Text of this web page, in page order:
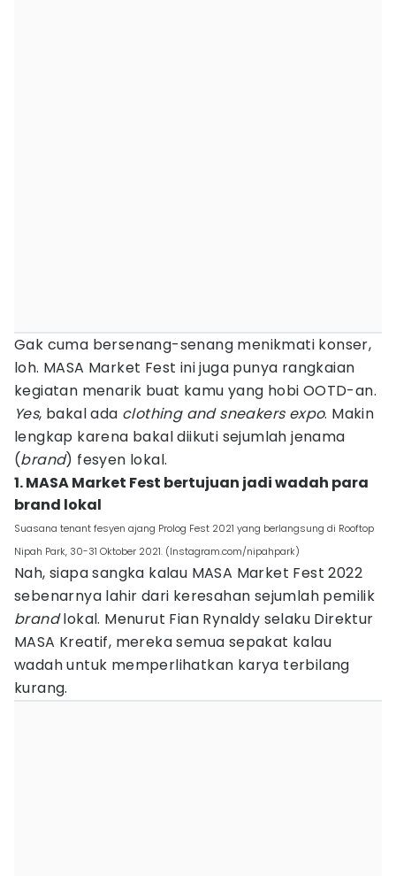
Gak cuma bersenang-senang menikmati konser,
loh. MASA Market Fest ini juga punya rangkaian
kegiatan menarik buat kamu yang hobi OOTD-an.
Yes, bakal ada clothing and sneakers expo. Makin
lengkap karena bakal diikuti sejumlah jenama
(brand) fesyen lokal.
1. MASA Market Fest bertujuan jadi wadah para
brand lokal
Suasana tenant fesyen ajang Prolog Fest 2021 yang berlangsung di Rooftop
Nipah Park, 30-31 Oktober 2021. (Instagram.com/nipahpark)
Nah, siapa sangka kalau MASA Market Fest 2022
sebenarnya lahir dari keresahan sejumlah pemilik
brandlokal. Menurut Fian Rynaldy selaku Direktur
MASA Kreatif, mereka semua sepakat kalau
wadah untuk memperlihatkan karya terbilang
kurang.